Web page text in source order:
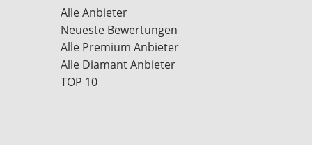
Alle Anbieter
Neueste Bewertungen
Alle Premium Anbieter
Alle Diamant Anbieter
TOP 10